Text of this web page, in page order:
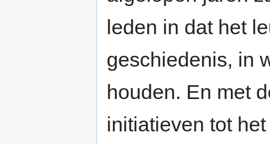
leden in dat het
geschiedenis, in
houden. En met
initiatieven tot